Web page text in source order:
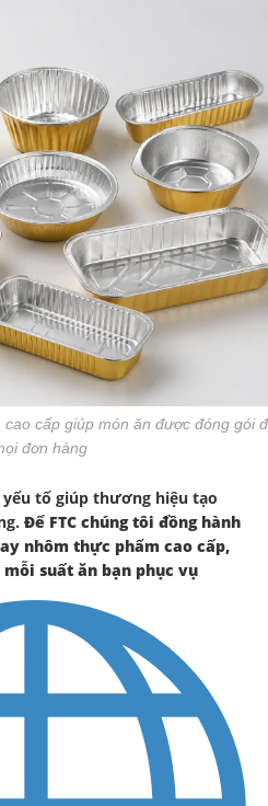
cấp giúp món ăn được đóng gói
đơn hàng
yếu tố giúp thương hiệu tạo
Để FTC chúng tôi đồng hành
nhôm thực phẩm cao cấp,
suất ăn bạn phục vụ